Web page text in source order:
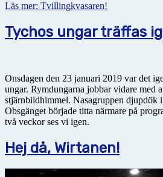
Läs mer: Tvillingkvasaren!
Tychos ungar träffas
Onsdagen den 23 januari 2019 var det
ungar. Rymdungarna jobbar vidare med
stjärnbildhimmel. Nasagruppen djupdök
Obsgänget började titta närmare på
två veckor ses vi igen.
Hej då, Wirtanen!